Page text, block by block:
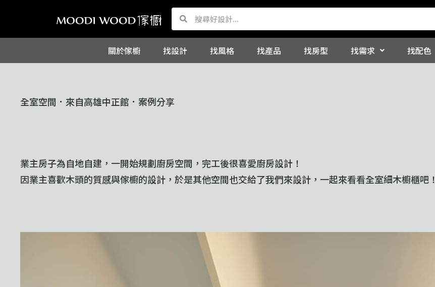
主
Search
Search
關於傢櫥 找設計 找風格 找產品 找房型 找需求 找配色
全室空間．來自高雄中正館．案例分享
業主房子為自地自建，一開始規劃廚房空間，完工後很喜愛廚房設計！
因業主喜歡木頭的質感與傢櫥的設計，於是其他空間也交給了我們來設計，一起來看看全室細木櫥櫃吧！